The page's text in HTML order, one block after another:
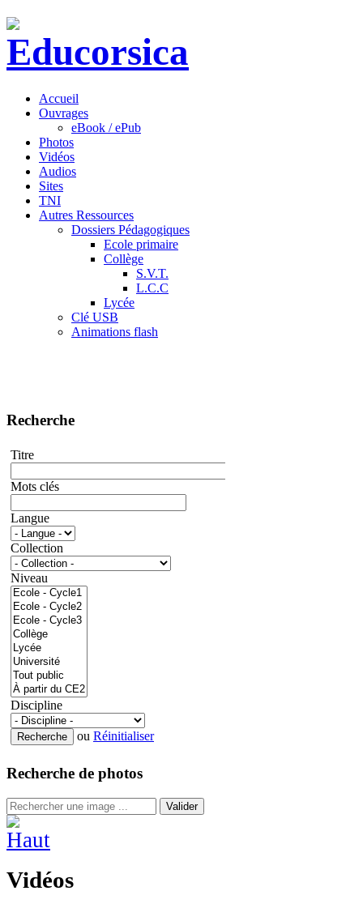
Accueil
Ouvrages
eBook / ePub
Photos
Vidéos
Audios
Sites
TNI
Autres Ressources
Dossiers Pédagogiques
Ecole primaire
Collège
S.V.T.
L.C.C
Lycée
Clé USB
Animations flash
Recherche
Titre
Mots clés
Langue
Collection
Niveau
Discipline
ou Réinitialiser
Recherche de photos
Valider
Vidéos